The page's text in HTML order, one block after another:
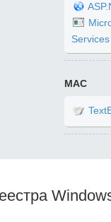
Services
MAC